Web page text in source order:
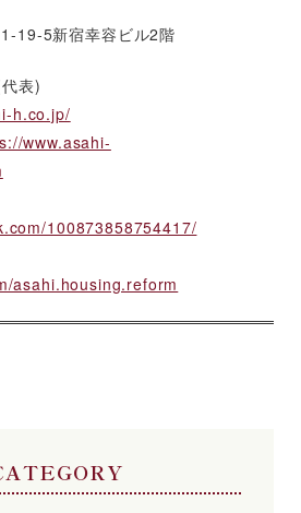
19-5新宿幸容ビル2階
表)
h.co.jp/
www.asahi-
100873858754417/
asahi.housing.reform